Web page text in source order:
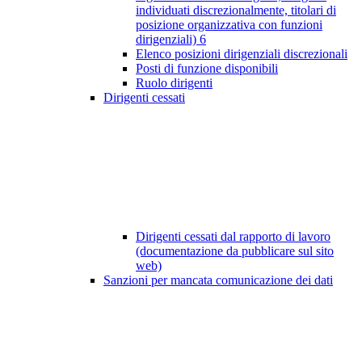
individuati discrezionalmente, titolari di
posizione organizzativa con funzioni
dirigenziali) 6
Elenco posizioni dirigenziali discrezionali
Posti di funzione disponibili
Ruolo dirigenti
Dirigenti cessati
Dirigenti cessati dal rapporto di lavoro
(documentazione da pubblicare sul sito
web)
Sanzioni per mancata comunicazione dei dati